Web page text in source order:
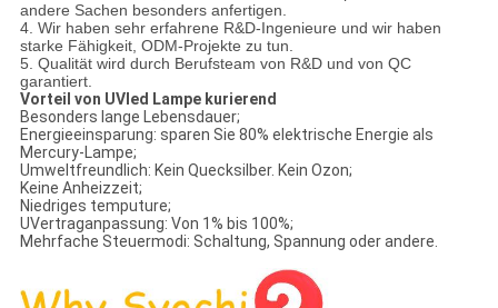
andere Sachen besonders anfertigen.
4. Wir haben sehr erfahrene R&D-Ingenieure und wir haben
starke Fähigkeit, ODM-Projekte zu tun.
5. Qualität wird durch Berufsteam von R&D und von QC
garantiert.
Vorteil von UVled Lampe kurierend
Besonders lange Lebensdauer;
Energieeinsparung: sparen Sie 80% elektrische Energie als
Mercury-Lampe;
Umweltfreundlich: Kein Quecksilber. Kein Ozon;
Keine Anheizzeit;
Niedriges temputure;
UVertraganpassung: Von 1% bis 100%;
Mehrfache Steuermodi: Schaltung, Spannung oder andere.